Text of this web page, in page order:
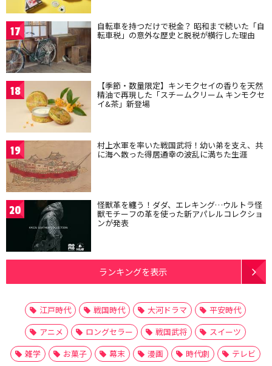
17 自転車を持つだけで税金？ 昭和まで続いた「自
転車税」の意外な歴史と脱税が横行した理由
18 【季節・数量限定】キンモクセイの香りを天然
精油で再現した「スチームクリーム キンモクセ
イ&茶」新登場
19 村上水軍を率いた戦国武将！幼い弟を支え、共
に海へ散った得居通幸の波乱に満ちた生涯
20 怪獣革を纏う！ダダ、エレキング…ウルトラ怪
獣モチーフの革を使った新アパレルコレクショ
ンが発表
ランキングを表示
江戸時代 戦国時代 大河ドラマ
平安時代
アニメ
ロングセラー 戦国武将
スイーツ
雑学
お菓子 幕末 漫画 時代劇
テレビ